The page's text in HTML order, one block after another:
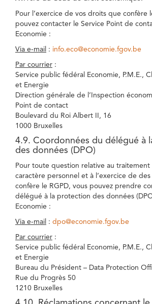
Pour l’exercice de vos droits que confère
pouvez contacter le Service Point de
Economie :
Via e-mail : info.eco@economie.fgov.be
Par courrier :
Service public fédéral Economie, P.M.E.,
et Energie
Direction générale de l’Inspection
Point de contact
Boulevard du Roi Albert II, 16
1000 Bruxelles
4.9. Coordonnées du délégué à
des données (DPO)
Pour toute question relative au traitement
caractère personnel et à l’exercice de
confère le RGPD, vous pouvez prendre
délégué à la protection des données
Economie :
Via e-mail : dpo@economie.fgov.be
Par courrier :
Service public fédéral Economie, P.M.E.,
et Energie
Bureau du Président – Data Protection
Rue du Progrès 50
1210 Bruxelles